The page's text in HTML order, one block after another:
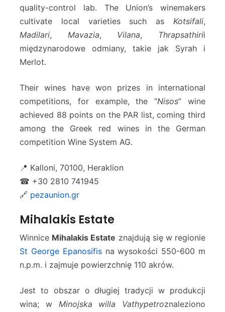
quality-control lab. The Union’s winemakers
cultivate local varieties such as Kotsifali,
Madilari, Mavazia, Vilana, Thrapsathirii
międzynarodowe odmiany, takie jak Syrah i
Merlot.
Their wines have won prizes in international
competitions, for example, the “Nisos” wine
achieved 88 points on the PAR list, coming third
among the Greek red wines in the German
competition Wine System AG.
📍 Kalloni, 70100, Heraklion
☎ +30 2810 741945
🔗 pezaunion.gr
Mihalakis Estate
Winnice Mihalakis Estate znajdują się w regionie
St George Epanosifisna wysokości 550-600 m
n.p.m. i zajmuje powierzchnię 110 akrów.
Jest to obszar o długiej tradycji w produkcji
wina; w Minojska willa Vathypetroznaleziono